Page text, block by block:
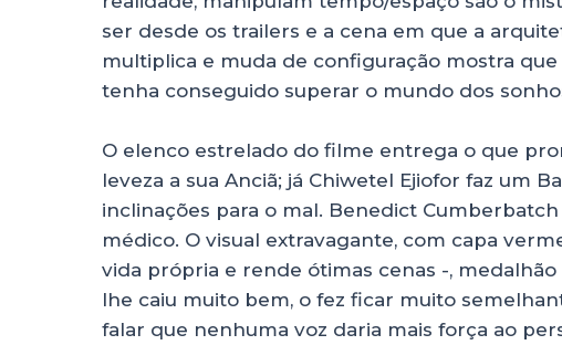
ser desde os trailers e a cena em que a
multiplica e muda de configuração mostra
tenha conseguido superar o mundo dos
O elenco estrelado do filme entrega o que
leveza a sua Anciã; já Chiwetel Ejiofor faz um
inclinações para o mal. Benedict
médico. O visual extravagante, com capa
vida própria e rende ótimas cenas -,
lhe caiu muito bem, o fez ficar muito
falar que nenhuma voz daria mais força ao